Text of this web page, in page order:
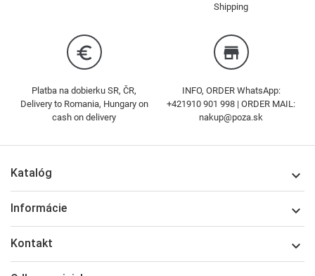
Shipping
euro_symbol
Platba na dobierku SR, ČR,
Delivery to Romania, Hungary on
cash on delivery
store
INFO, ORDER WhatsApp:
+421910 901 998 | ORDER MAIL:
nakup@poza.sk
Katalóg 
Informácie 
Kontakt 